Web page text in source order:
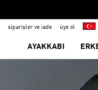
siparişler ve iade üye ol
AYAKKABI